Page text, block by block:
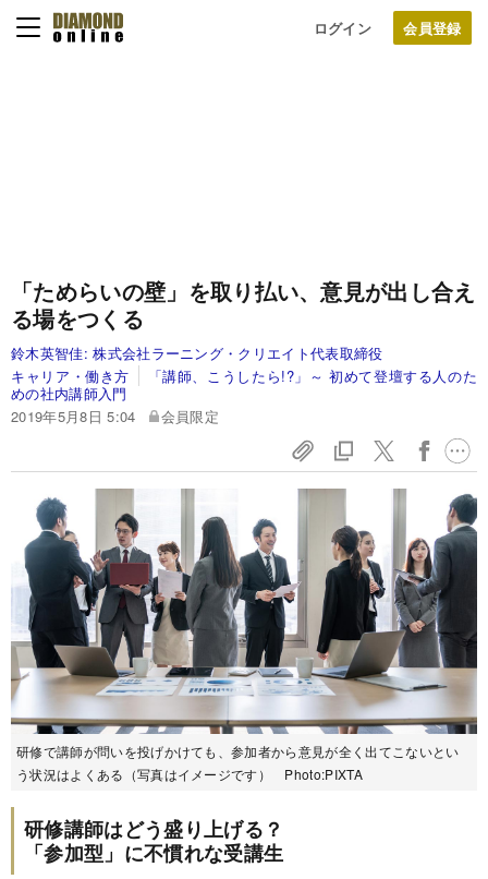
ログイン
「ためらいの壁」を取り払い、意見が出し合え
る場をつくる
鈴木英智佳:株式会社ラーニング・クリエイト代表取締役
キャリア・働き方
「講師、こうしたら!?」～ 初めて登壇する人のた
めの社内講師入門
2019年5月8日 5:04
会員限定
研修で講師が問いを投げかけても、参加者から意見が全く出てこないとい
う状況はよくある（写真はイメージです） Photo:PIXTA
研修講師はどう盛り上げる？
「参加型」に不慣れな受講生